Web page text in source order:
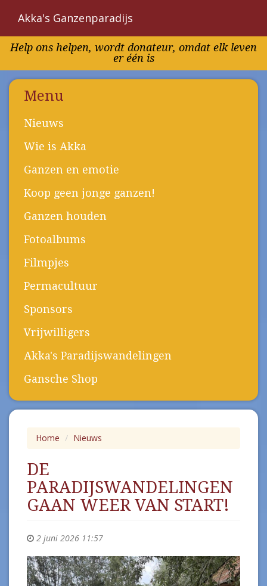
Overslaan
inhoud
Akka's Ganzenparadijs
Help ons helpen, wordt donateur, omdat elk leven
er één is
Menu
Nieuws
Wie is Akka
Ganzen en emotie
Koop geen jonge ganzen!
Ganzen houden
Fotoalbums
Filmpjes
Permacultuur
Sponsors
Vrijwilligers
Akka's Paradijswandelingen
Gansche Shop
Home Nieuws
DE
PARADIJSWANDELINGEN
GAAN WEER VAN START!
2 juni 2026 11:57